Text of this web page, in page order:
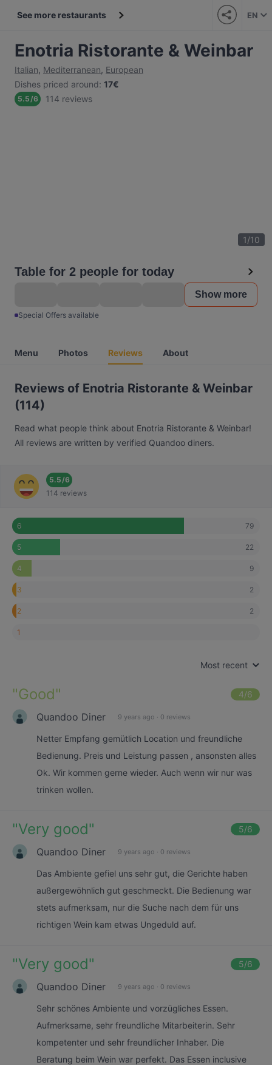
See more restaurants EN
Enotria Ristorante & Weinbar
Italian, Mediterranean, European
Dishes priced around: 17€
5.5/6 114 reviews
1/10
Table for 2 people for today
Show more
Special Offers available
Menu Photos Reviews About
Reviews of Enotria Ristorante & Weinbar
(114)
Read what people think about Enotria Ristorante & Weinbar!
All reviews are written by verified Quandoo diners.
5.5/6
114 reviews
6 79
5 22
4 9
3 2
2 2
1
Most recent
"Good" 4/6
Quandoo Diner 9 years ago · 0 reviews
Netter Empfang gemütlich Location und freundliche
Bedienung. Preis und Leistung passen , ansonsten alles
Ok. Wir kommen gerne wieder. Auch wenn wir nur was
trinken wollen.
"Very good" 5/6
Quandoo Diner 9 years ago · 0 reviews
Das Ambiente gefiel uns sehr gut, die Gerichte haben
außergewöhnlich gut geschmeckt. Die Bedienung war
stets aufmerksam, nur die Suche nach dem für uns
richtigen Wein kam etwas Ungeduld auf.
"Very good" 5/6
Quandoo Diner 9 years ago · 0 reviews
Sehr schönes Ambiente und vorzügliches Essen.
Aufmerksame, sehr freundliche Mitarbeiterin. Sehr
kompetenter und sehr freundlicher Inhaber. Die
Beratung beim Wein war perfekt. Das Essen inclusive